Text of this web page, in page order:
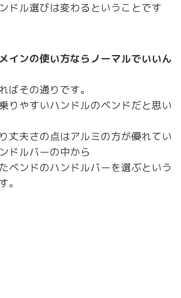
ドル選びは変わるということです
インの使い方ならノーマルでいいん
ばその通りです。
りやすいハンドルのベンドだと思い
丈夫さの点はアルミの方が優れてい
ドルバーの中から
ベンドのハンドルバーを選ぶという
。